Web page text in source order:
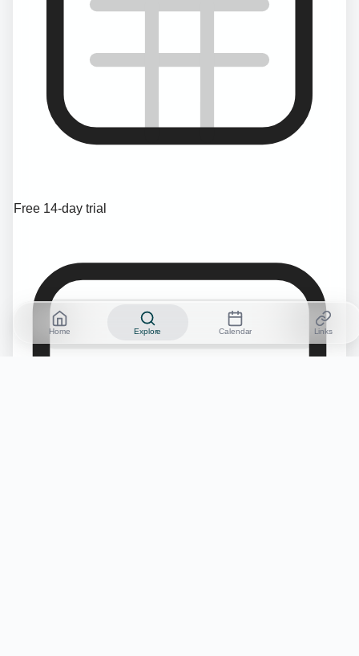
Home Explore Calendar Links
Free 14-day trial